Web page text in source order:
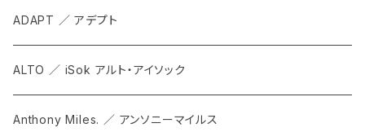
ADAPT ／ アデプト
ALTO ／ iSok アルト・アイソック
Anthony Miles. ／ アンソニーマイルス